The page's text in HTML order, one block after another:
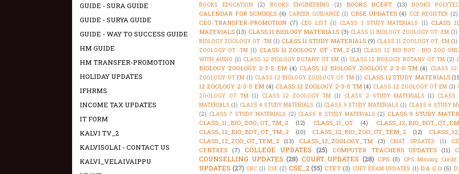
BOOKS EDUCATION
(2) BOOKS ENGINEERING (2) BOOKS NCERT (13) BOOKS
CALENDAR FOR SCHOOLS (6) CAREER GUIDANCE (1) CBSE UPDATES (4) CCE REGISTER (2)
CEO TRANSFER-PROMOTION (7) CEO LIST (1) CLASS 1 STUDY MATERIALS (1) CLASS
MATERIALS (13) CLASS 11 BIOLOGY MATERIALS (3) CLASS 11 BIOLOGY ZOOLOGY OT -EM (1)
BIOLOGY ZOOLOGY OT -TM (1) CLASS 11 STUDY MATERIALS (9) CLASS 11 ZOOLOGY OT -EM (1)
ZOOLOGY OT -TM (1) CLASS 11 ZOOLOGY OT -TM_2 (13) CLASS 12 BIO BOT - BIO ZOO
WITH AUDIO (1) CLASS 12 BIOLOGY BOTANY OT EM (1) CLASS 12 BIOLOGY BOTANY OT TM (2)
BIOLOGY ZOOLOGY 2-3-5 EM (4) CLASS 12 BIOLOGY ZOOLOGY 2-3-5 TM (4) CLASS 12
ZOOLOGY OT EM (1) CLASS 12 BIOLOGY ZOOLOGY OT TM (1) CLASS 12 STUDY MATERIALS
12 ZOOLOGY 2-3-5 EM (4) CLASS 12 ZOOLOGY 2-3-5 TM (4) CLASS 12 ZOOLOGY OT EM (1)
ZOOLOGY OT TM (1) CLASS 12 ZOOLOGY TM (1) CLASS 2 STUDY MATERIALS (1)
CLASS
MATERIALS (1) CLASS 4 STUDY MATERIALS (1) CLASS 5 STUDY MATERIALS (1) CLASS 6 STUDY
(2) CLASS 7 STUDY MATERIALS (2) CLASS 8 STUDY MATERIALS (2) CLASS 9 STUDY
CLASS_11_BIO_ZOO_OT_TM_2
(12) CLASS_11_OT (4)
CLASS_12_BIO_BOT_OT_TM_2
(10) CLASS_12_BIO_ZOO_OT_TEM_2 (12)
CLASS_12_ZOO_OT_TEM_2
(13) CLASS_12_ZOOLOGY_TM (3) CMAT UPDATES (1)
CENTRES
(7) COLLEGE UPDATES (25) COMPUTER TEACHERS UPDATES (11)
COUNSELLING UPDATES (28) COURT UPDATES (28) CPS (5) CPS Missing Credit
UPDATES (27) CRC (1) CSE (2) CSE_2 (55) CTET (3) CUET EXAM UPDATES (1) D.A G.O (5)
GUIDE - SURA GUIDE
GUIDE - SURYA GUIDE
GUIDE - WAY TO SUCCESS GUIDE
HM GUIDE
HM TRANSFER-PROMOTION
HOLIDAY UPDATES
IFHRMS
INCOME TAX UPDATES
IT FORM
KALVI TV_2
KALVISOLAI - CONTACT US
KALVI_VELAIVAIPPU